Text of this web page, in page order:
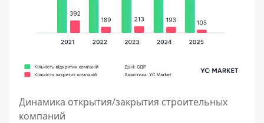
Динамика открытия/закрытия строительных
компаний